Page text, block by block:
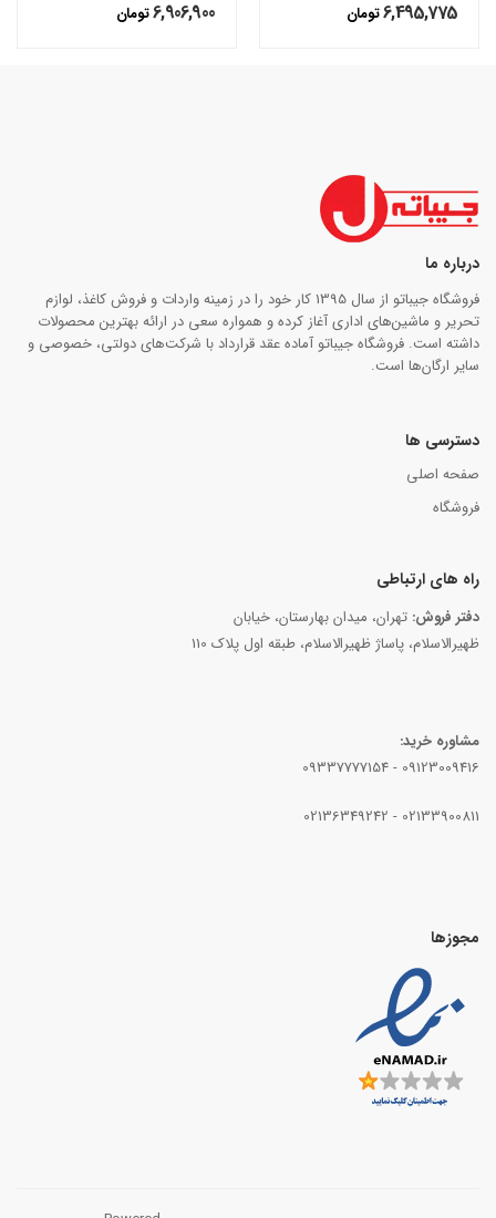
6,495,775 تومان
6,906,900 تومان
درباره ما
فروشگاه جیباتو از سال 1395 کار خود را در زمینه واردات و فروش کاغذ، لوازم
تحریر و ماشین‌های اداری آغاز کرده و همواره سعی در ارائه بهترین محصولات
داشته است. فروشگاه جیباتو آماده عقد قرارداد با شرکت‌های دولتی، خصوصی و
سایر ارگان‌ها است.
دسترسی ها
صفحه اصلی
فروشگاه
راه های ارتباطی
دفتر فروش: تهران، میدان بهارستان، خیابان
ظهیرالاسلام، پاساژ ظهیرالاسلام، طبقه اول پلاک 110
مشاوره خرید:
09123009416
-
09337777154
02133900811
-
02136349242
مجوزها